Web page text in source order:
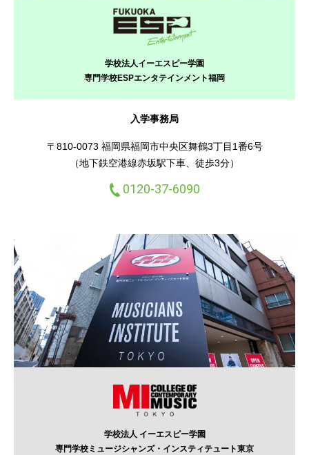
学校法人イーエスピー学園
専門学校ESPエンタテインメント福岡
入学事務局
〒810-0073 福岡県福岡市中央区舞鶴3丁目1番6号
（地下鉄空港線赤坂駅下車、徒歩3分）
0120-37-6090
学校法人 イーエスピー学園
専門学校ミュージシャンズ・ インスティテュート東京